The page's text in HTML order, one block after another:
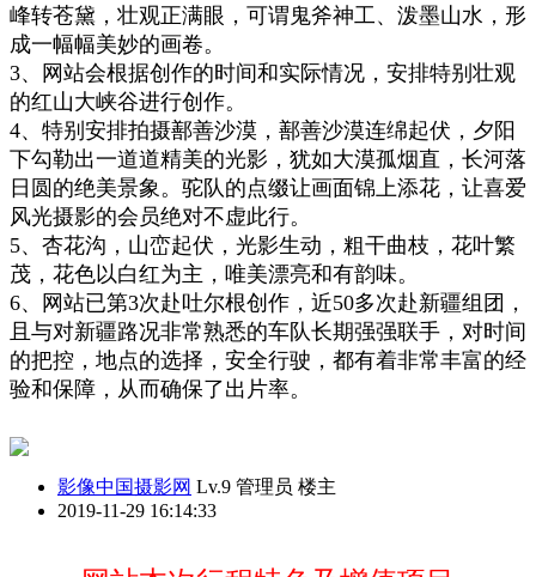
峰转苍黛，壮观正满眼，可谓鬼斧神工、泼墨山水 ，形
成一幅幅美妙的画卷。
3、
网站会根据创作的时间和实际情况 ，安排特别壮观
的红山大峡谷进行创作。
4、特别安排拍摄鄯善沙漠，鄯善沙漠连绵起伏，夕阳
下勾勒出一道道精美的光影，犹如大漠孤烟直，长河落
日圆的绝美景象。驼队的点缀让画面锦上添花， 让喜爱
风光摄影的会员绝对不虚此行。
5、 杏花沟，山峦起伏 ， 光影生动， 粗干曲枝，花叶繁
茂，花色以白红为主，唯美漂亮和有韵味。
6、网站已第3次赴吐尔根创作， 近50多次赴新疆组团 ，
且与对新疆路况非常熟悉的车队长期强强联手，对时间
的把控，地点的选择，安全行驶，都有着非常丰富的经
验和保障，从而确保了出片率。
影像中国摄影网 Lv.9 管理员 楼主
2019-11-29 16:14:33